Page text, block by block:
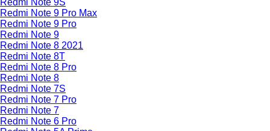
Redmi Note 9S
Redmi Note 9 Pro Max
Redmi Note 9 Pro
Redmi Note 9
Redmi Note 8 2021
Redmi Note 8T
Redmi Note 8 Pro
Redmi Note 8
Redmi Note 7S
Redmi Note 7 Pro
Redmi Note 7
Redmi Note 6 Pro